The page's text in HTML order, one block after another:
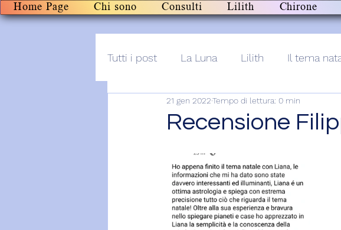
Home Page Chi sono Consulti Lilith Chirone
Tutti i post La Luna Lilith Il tema
Post+audio Lilith+
Recensione
21 gen 2022Tempo di lettura: 0 min